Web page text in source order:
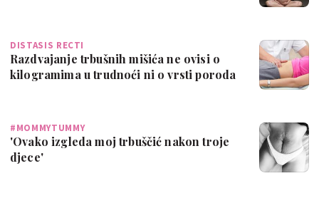
DISTASIS RECTI
Razdvajanje trbušnih mišića ne ovisi o
kilogramima u trudnoći ni o vrsti poroda
#MOMMYTUMMY
'Ovako izgleda moj trbuščić nakon troje
djece'